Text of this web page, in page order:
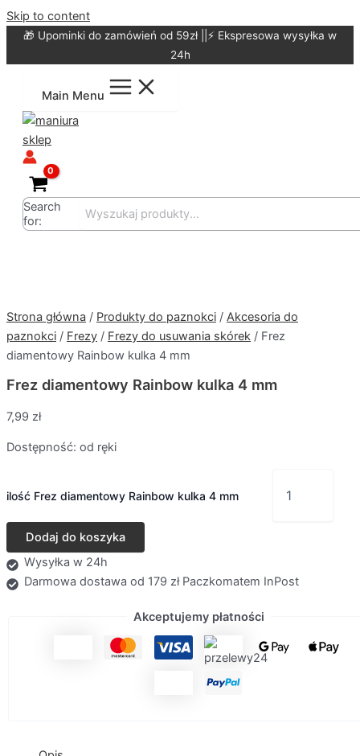
Skip to content
🎁 Upominki do zamówień od 59zł ||⚡ Ekspresowa wysyłka w
24h
Main Menu
Search
for:
Strona główna / Produkty do paznokci / Akcesoria do
paznokci / Frezy / Frezy do usuwania skórek / Frez
diamentowy Rainbow kulka 4 mm
Frez diamentowy Rainbow kulka 4 mm
7,99 zł
Dostępność: od ręki
ilość Frez diamentowy Rainbow kulka 4 mm
Dodaj do koszyka
Wysyłka w 24h
Darmowa dostawa od 179 zł Paczkomatem InPost
Akceptujemy płatności